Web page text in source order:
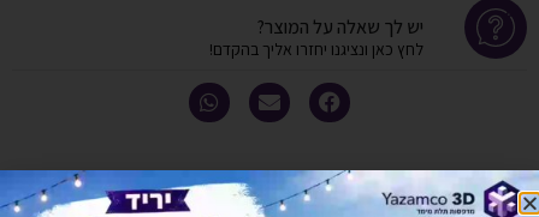
יש לך שאלה על המוצר?
לחץ כאן ונציגנו יחזרו אליך בהקדם!